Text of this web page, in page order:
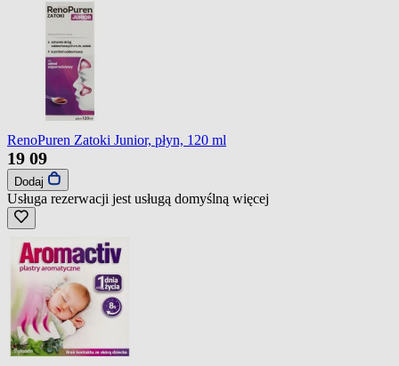
RenoPuren Zatoki Junior, płyn, 120 ml
19 09
Dodaj
Usługa rezerwacji jest usługą domyślną więcej